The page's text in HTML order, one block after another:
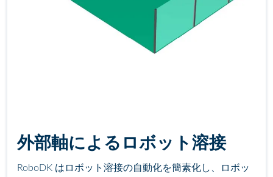
外部軸によるロボット溶接
RoboDK はロボット溶接の自動化を簡素化し、ロボッ